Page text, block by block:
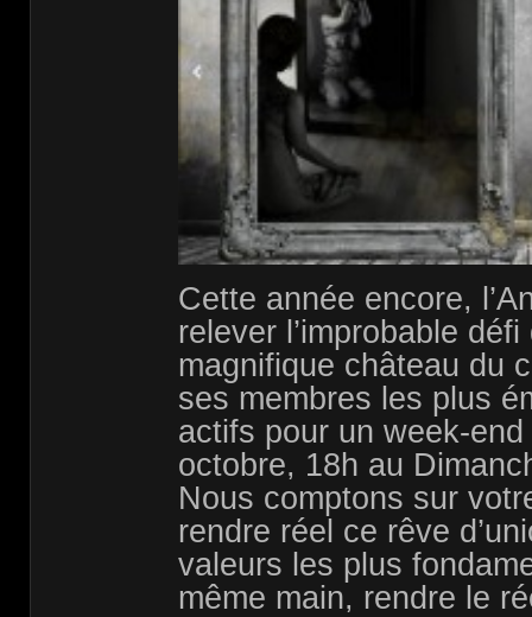
Cette année encore,
relever l’improbable
magnifique château du
ses membres les plus
actifs pour un week-
octobre, 18h au
Nous comptons sur
rendre réel ce rêve
valeurs les plus
même main, rendre le